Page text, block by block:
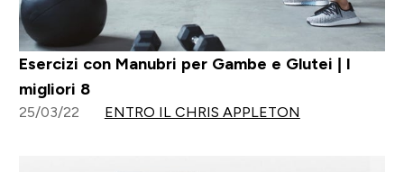
Esercizi con Manubri per Gambe e Glutei | I
migliori 8
25/03/22 ENTRO IL CHRIS APPLETON